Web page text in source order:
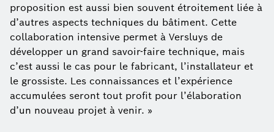
proposition est aussi bien souvent étroitement liée à
d’autres aspects techniques du bâtiment. Cette
collaboration intensive permet à Versluys de
développer un grand savoir-faire technique, mais
c’est aussi le cas pour le fabricant, l’installateur et
le grossiste. Les connaissances et l’expérience
accumulées seront tout profit pour l’élaboration
d’un nouveau projet à venir. »